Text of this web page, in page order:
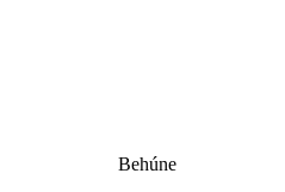
Behúne